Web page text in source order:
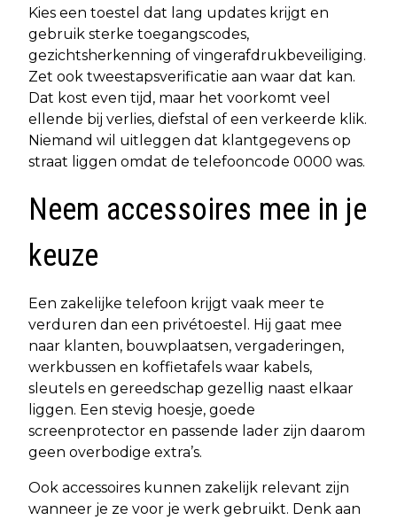
Kies een toestel dat lang updates krijgt en
gebruik sterke toegangscodes,
gezichtsherkenning of vingerafdrukbeveiliging.
Zet ook tweestapsverificatie aan waar dat kan.
Dat kost even tijd, maar het voorkomt veel
ellende bij verlies, diefstal of een verkeerde klik.
Niemand wil uitleggen dat klantgegevens op
straat liggen omdat de telefooncode 0000 was.
Neem accessoires mee in je
keuze
Een zakelijke telefoon krijgt vaak meer te
verduren dan een privétoestel. Hij gaat mee
naar klanten, bouwplaatsen, vergaderingen,
werkbussen en koffietafels waar kabels,
sleutels en gereedschap gezellig naast elkaar
liggen. Een stevig hoesje, goede
screenprotector en passende lader zijn daarom
geen overbodige extra’s.
Ook accessoires kunnen zakelijk relevant zijn
wanneer je ze voor je werk gebruikt. Denk aan